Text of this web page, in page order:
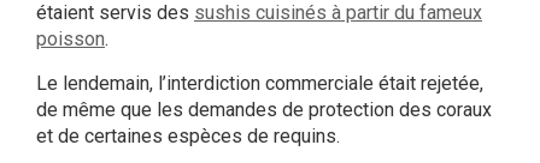
étaient servis des sushis cuisinés à partir du fameux
poisson.
Le lendemain, l’interdiction commerciale était rejetée,
de même que les demandes de protection des coraux
et de certaines espèces de requins.